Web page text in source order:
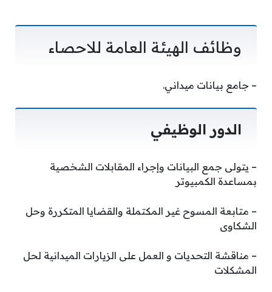
وظائف الهيئة العامة للاحصاء
– جامع بيانات ميداني.
الدور الوظيفي
– يتولى جمع البيانات وإجراء المقابلات الشخصية
بمساعدة الكمبيوتر
– متابعة المسوح غير المكتملة والقضايا المتكررة وحل
الشكاوى
– مناقشة التحديات و العمل على الزيارات الميدانية لحل
المشكلات